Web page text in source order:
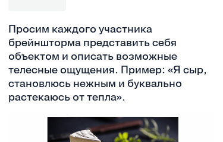
Просим каждого участника
брейншторма представить себя
объектом и описать возможные
телесные ощущения. Пример: «Я сыр,
становлюсь нежным и буквально
растекаюсь от тепла».